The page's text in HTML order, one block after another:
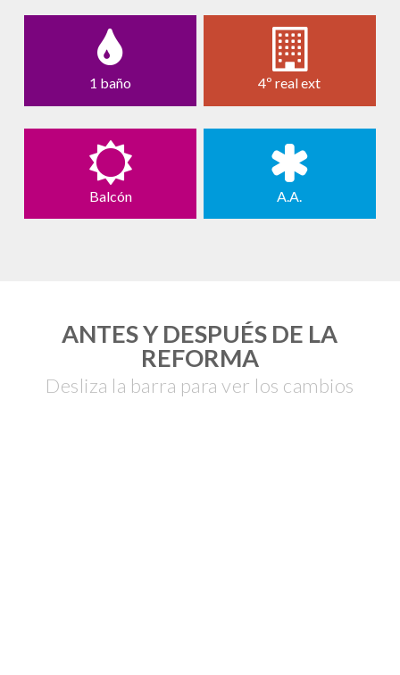
1 baño 4º real ext
Balcón A.A.
ANTES Y DESPUÉS DE LA
REFORMA
Desliza la barra para ver los cambios